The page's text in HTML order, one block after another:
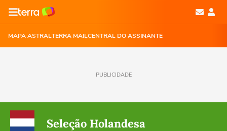
MAPA ASTRALTERRA MAILCENTRAL DO ASSINANTE
PUBLICIDADE
Seleção Holandesa